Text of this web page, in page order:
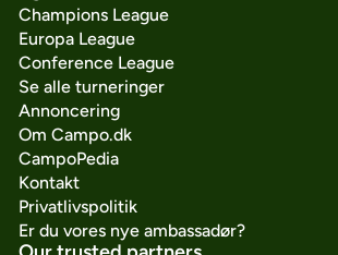
Champions League
Europa League
Conference League
Se alle turneringer
Annoncering
Om Campo.dk
CampoPedia
Kontakt
Privatlivspolitik
Er du vores nye ambassadør?